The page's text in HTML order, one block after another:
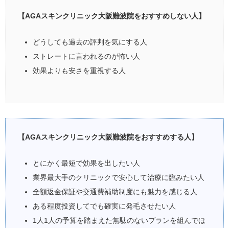
【AGAスキンクリニック大阪難波院をおすすめしない人】
どうしても過去の評判を気にする人
ストレートに言われるのが怖い人
効果よりも安さを重視する人
【AGAスキンクリニック大阪難波院をおすすめする人】
とにかく最短で効果を出したい人
業界最大手のクリニックで安心して治療に臨みたい人
全額返金保証や交通費補助制度にも魅力を感じる人
ある程度投資してでも確実に発毛させたい人
1人1人の予算を踏まえた無駄のないプランを組んでほ